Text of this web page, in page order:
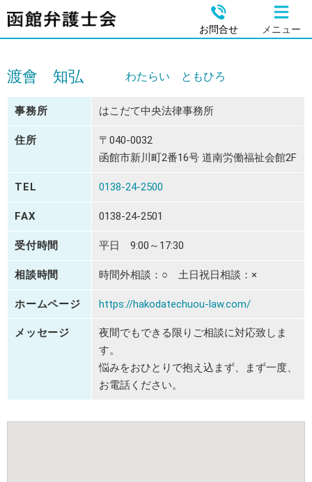
お問合せ メニュー
渡會 知弘 わたらい ともひろ
事務所 はこだて中央法律事務所
住所
〒040-0032
函館市新川町2番16号 道南労働福祉会館2F
TEL 0138-24-2500
FAX 0138-24-2501
受付時間 平日 9:00～17:30
相談時間 時間外相談：○ 土日祝日相談：×
ホームページ https://hakodatechuou-law.com/
メッセージ
夜間でもできる限りご相談に対応致しま
す。
悩みをおひとりで抱え込まず、まず一度、
お電話ください。